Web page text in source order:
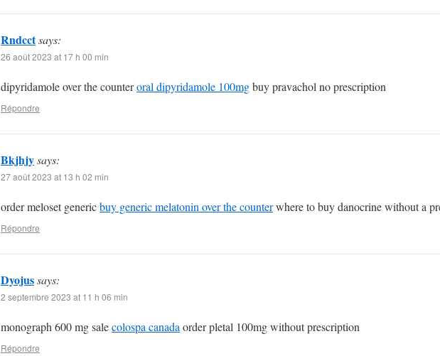
Rndcctsays:
26 août 2023 at 17 h 00 min
dipyridamole over the counteroral dipyridamole 100mgbuy pravachol no prescription
Répondre
Bkjhjysays:
27 août 2023 at 13 h 02 min
order meloset genericbuy generic melatonin over the counterwhere to buy danocrine without a
Répondre
Dyojussays:
2 septembre 2023 at 11 h 06 min
monograph 600 mg salecolospa canada order pletal 100mg without prescription
Répondre